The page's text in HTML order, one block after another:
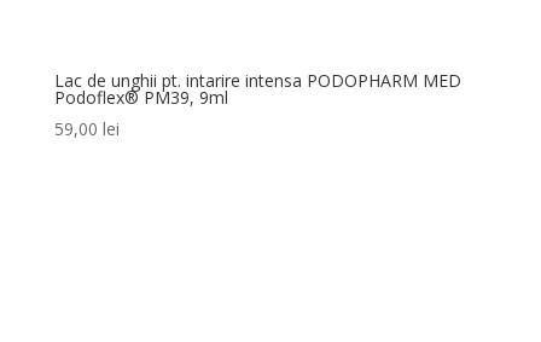
Lac de unghii pt. intarire intensa PODOPHARM MED
Podoflex® PM39, 9ml
59,00 lei